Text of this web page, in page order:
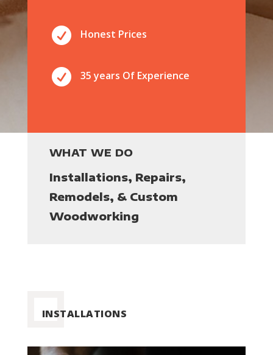
 Honest Prices
 35 years Of Experience
WHAT WE DO
Installations, Repairs,
Remodels, & Custom
Woodworking
INSTALLATIONS